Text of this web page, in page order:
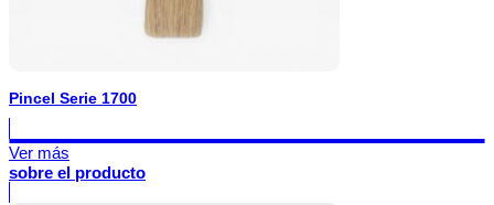
Pincel Serie 1700
Ver más
sobre el producto